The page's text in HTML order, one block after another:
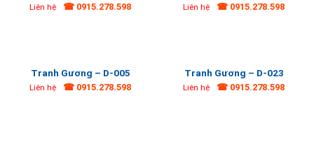
Liên hệ ☎ 0915.278.598 Liên hệ ☎ 0915.278.598
Tranh Gương – D-005
Liên hệ ☎ 0915.278.598
Tranh Gương – D-023
Liên hệ ☎ 0915.278.598